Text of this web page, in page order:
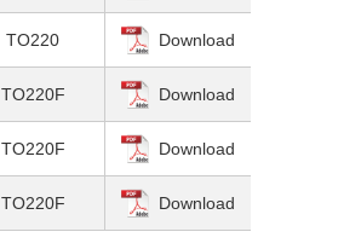
TO220 Download
TO220F Download
TO220F Download
TO220F Download